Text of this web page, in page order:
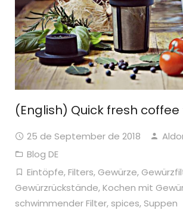
(English) Quick fresh
25 de September de 2018
Blog DE
Eintöpfe,Filters, Gewürze,
Gewürzrückstände,Kochen mit
schwimmender Filter, spices, Suppen